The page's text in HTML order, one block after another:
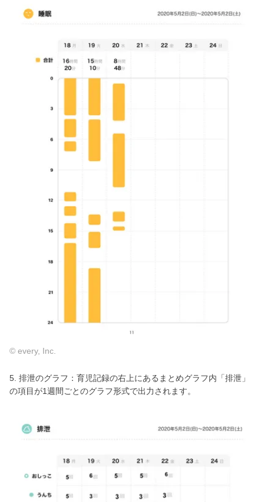
© every, Inc.
5. 排泄のグラフ：育児記録の右上にあるまとめグラフ内「排泄」
の項目が1週間ごとのグラフ形式で出力されます。